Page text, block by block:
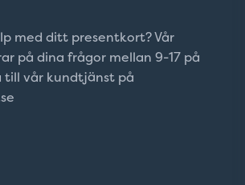
med ditt presentkort? Vår
på dina frågor mellan 9-17 på
till vår kundtjänst på